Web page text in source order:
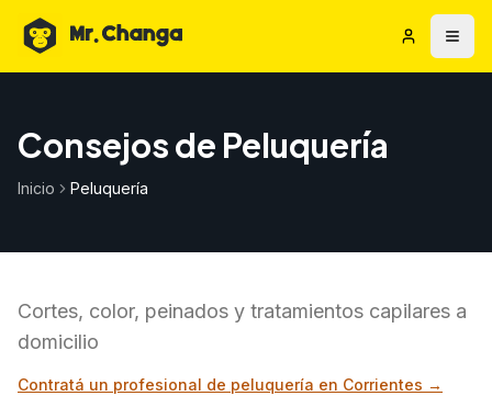
Consejos de Peluquería
Inicio Peluquería
Cortes, color, peinados y tratamientos capilares a
domicilio
Contratá un profesional de peluquería en Corrientes →